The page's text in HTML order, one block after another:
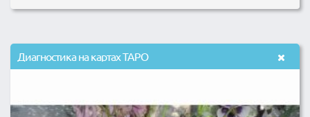
Диагностика на картах ТАРО